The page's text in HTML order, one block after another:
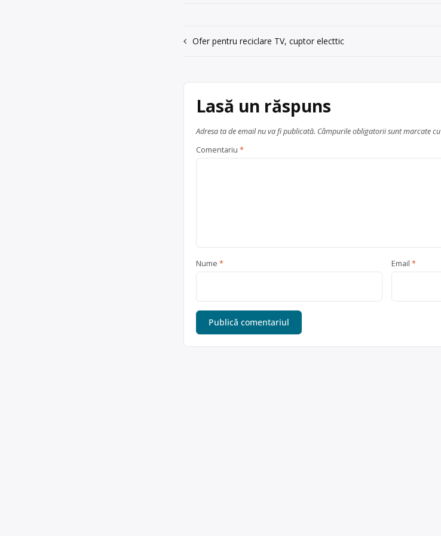
Navigare
Ofer pentru reciclare TV, cuptor electtic
Lasă un răspuns
Adresa ta de email nu va fi publicată. Câmpurile obligatorii sunt marcate cu
Comentariu *
Nume * Email *